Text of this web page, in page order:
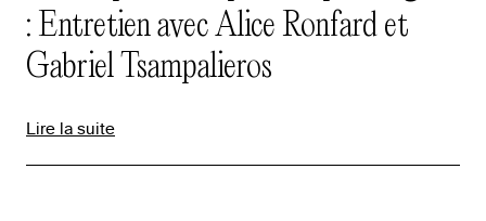
: Entretien avec Alice Ronfard et
Gabriel Tsampalieros
Lire la suite